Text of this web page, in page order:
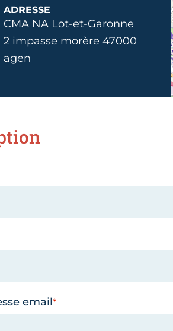
ADRESSE
CMA NA Lot-et-Garonne
2 impasse morère 47000
agen
email